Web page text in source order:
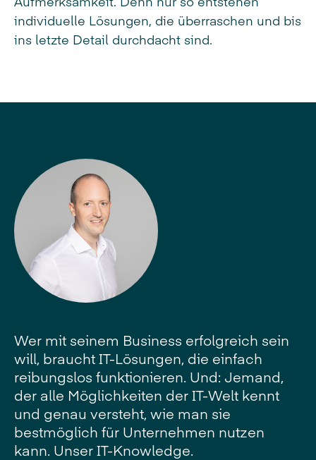
individuelle Lösungen, die überraschen und bis
ins letzte Detail durchdacht sind.
Wer mit seinem Business erfolgreich sein
will, braucht IT-Lösungen, die einfach
reibungslos funktionieren. Und: Jemand,
der alle Möglichkeiten der IT-Welt kennt
und genau versteht, wie man sie
bestmöglich für Unternehmen nutzen
kann. Unser IT-Knowledge.